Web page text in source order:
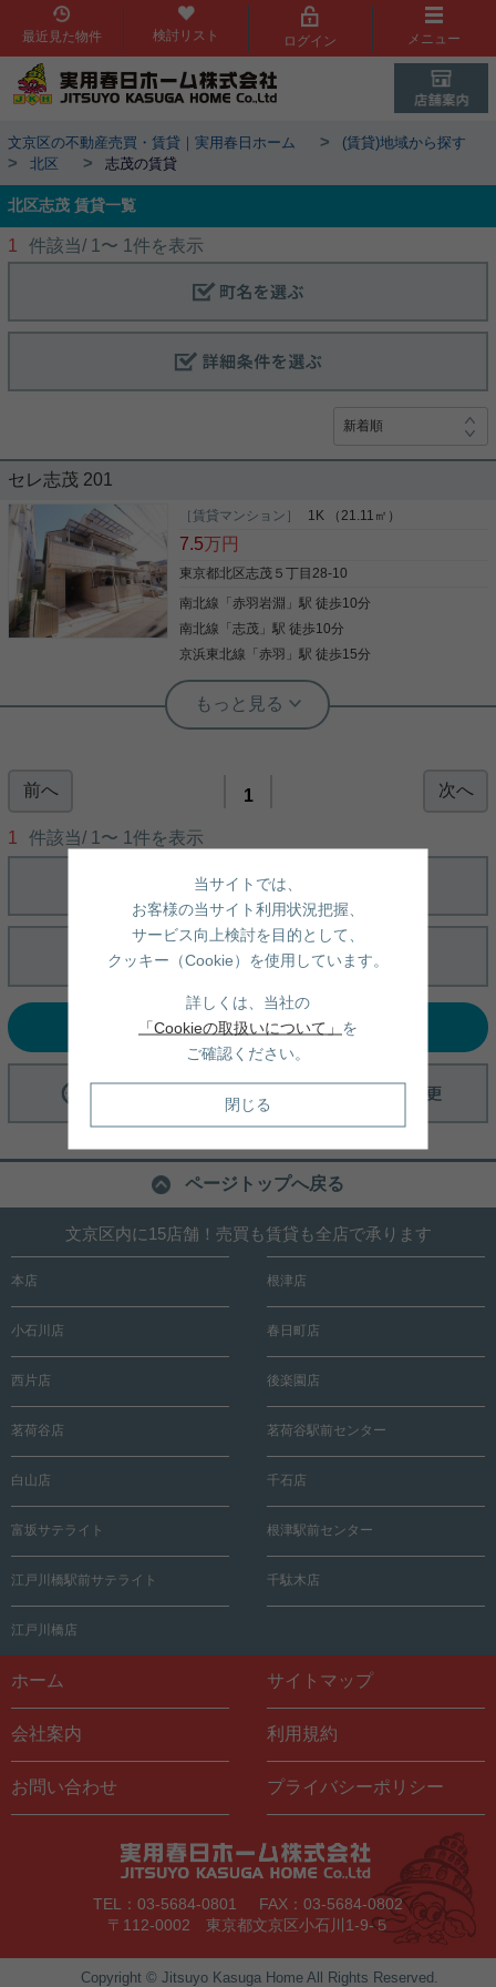
最近見た物件 検討リスト ログイン メニュー
文京区の不動産売買・賃貸｜実用春日ホーム > (賃貸)地域から探す
> 北区 > 志茂の賃貸
北区志茂 賃貸一覧
1 件該当/ 1 〜 1 件を表示
セレ志茂 201
［賃貸マンション］ 1K （21.11㎡）
7.5万円
東京都北区志茂５丁目28-10
南北線 「赤羽岩淵 」駅 徒歩10分
南北線 「志茂 」駅 徒歩10分
京浜東北線 「赤羽 」駅 徒歩15分
実用春日ホーム 富坂サテライト 板東翔
南北線「志茂」駅利用で都心へ直結。
東京メトロ南北線「志茂」駅を利用すれば、飯田
能！さらに、ビッグターミナル「赤羽」駅も生活圏
内につき、行き先に応じた柔軟な路線使いが可能で
ラッグストア、個人商店が点在し、普段のお買い物
には困りません。休日には巨大な商業施設が集まる
赤羽エリアでショッピングやグルメを楽しめるのも
大きな魅力です。 近くには「荒川知水資料館
（amuse知水）」や広大な荒川河川敷があり、ジョ
豊かで開放的な環境。落ち着いた住宅街で快適な暮
らしを叶えませんか？
詳細を見る
前へ 1 次へ
1 件該当/ 1 〜 1 件を表示
選択中の条件でお問い合わせ
ページトップへ戻る
文京区内に15店舗！売買も賃貸も全店で承ります
本店 根津店
小石川店 春日町店
西片店 後楽園店
茗荷谷店 茗荷谷駅前センター
白山店 千石店
富坂サテライト 根津駅前センター
江戸川橋駅前サテライト 千駄木店
江戸川橋店
ホーム サイトマップ
会社案内 利用規約
お問い合わせ プライバシーポリシー
TEL：03-5684-0801
FAX：03-5684-0802
〒112-0002 東京都文京区小石川1-9-５
Copyright © Jitsuyo Kasuga Home All Rights Reserved.
当サイトでは、
お客様の当サイト利用状況把握、
サービス向上検討を目的として、
クッキー（Cookie）を使用しています。
詳しくは、当社の
「Cookieの取扱いについて」 を
ご確認ください。
閉じる